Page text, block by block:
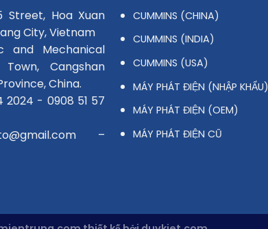
Street, Hoa Xuan
City, Vietnam
and Mechanical
Cangshan
China.
2024 - 0908 51 57
–
CUMMINS (CHINA)
CUMMINS (INDIA)
CUMMINS (USA)
MÁY PHÁT ĐIỆN (NHẬP KHẨU)
MÁY PHÁT ĐIỆN (OEM)
MÁY PHÁT ĐIỆN CŨ